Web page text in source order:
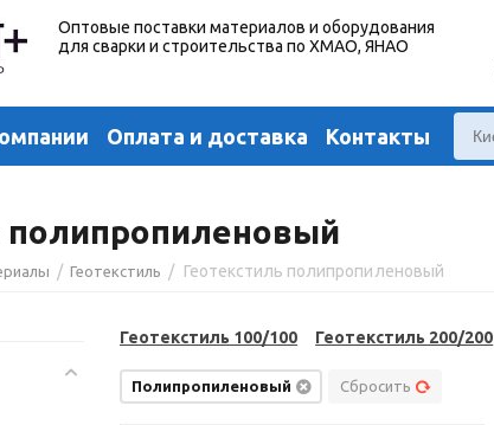
Оптовые поставки материалов и оборудования
для сварки и строительства по ХМАО, ЯНАО
Оплата и доставка Контакты
полипропиленовый
/ Геотекстиль / Геотекстиль полипропиленовый
Геотекстиль 100/100 Геотекстиль 200/200
Полипропиленовый Сбросить